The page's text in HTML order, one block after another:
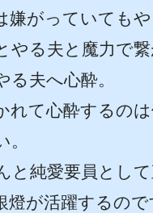
嫌がっていても
やる夫と魔力で繋
る夫へ心酔。
れて心酔するの
と純愛要員とし
燈が活躍するので